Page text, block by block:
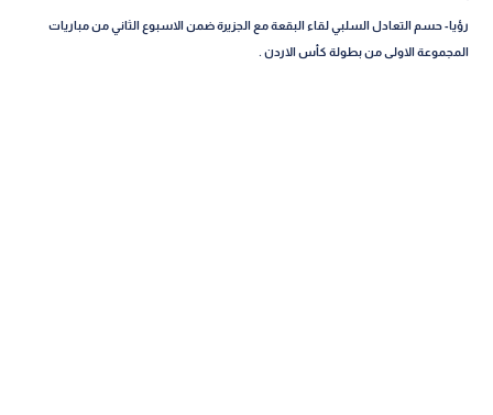
رؤيا- حسم التعادل السلبي لقاء البقعة مع الجزيرة ضمن الاسبوع الثاني من مباريات
المجموعة الاولى من بطولة كأس الاردن .